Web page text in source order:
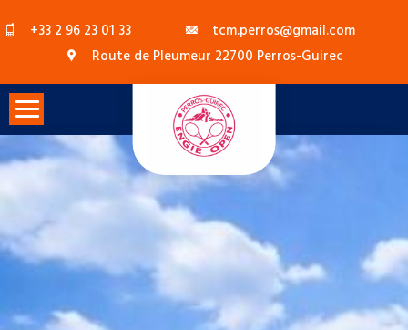
to
+33 2 96 23 01 33
tcm.perros@gmail.com
Route de Pleumeur 22700 Perros-Guirec